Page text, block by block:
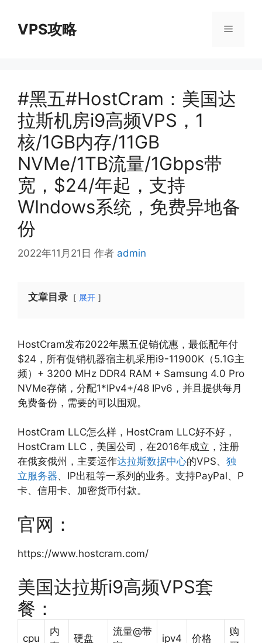
VPS攻略 菜
#黑五#HostCram：美国达
拉斯机房i9高频VPS，1
核/1GB内存/11GB
NVMe/1TB流量/1Gbps带
宽，$24/年起，支持
WIndows系统，免费异地备
份
2022年11月21日 作者 admin
文章目录 展开
HostCram发布2022年黑五促销优惠，最低配年付
$24，所有促销机器宿主机采用i9-11900K（5.1G主
频）+ 3200 MHz DDR4 RAM + Samsung 4.0 Pro
NVMe存储，分配1*IPv4+/48 IPv6，并且提供每月
免费备份，需要的可以围观。
HostCram LLC怎么样，HostCram LLC好不好，
HostCram LLC，美国公司，在2016年成立，注册
在俄亥俄州，主要运作达拉斯数据中心的VPS、 独
立服务器、IP出租等一系列的业务。支持PayPal、P
卡、信用卡、加密货币付款。
官网：
https://www.hostcram.com/
美国达拉斯i9高频VPS套
餐：
cpu
内
硬盘
流量@带
ipv4 价格
购